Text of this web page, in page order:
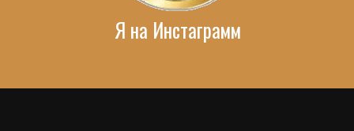
Я на Инстаграмм